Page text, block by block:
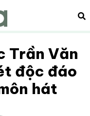
Trần Văn
độc đáo
hát